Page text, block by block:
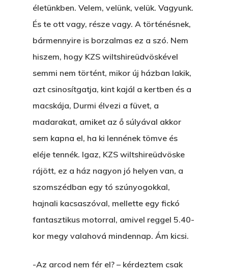
életünkben. Velem, velünk, velük. Vagyunk.
És te ott vagy, része vagy. A történésnek,
bármennyire is borzalmas ez a szó. Nem
hiszem, hogy KZS wiltshireüdvöskével
semmi nem történt, mikor új házban lakik,
azt csinosítgatja, kint kajál a kertben és a
macskája, Durmi élvezi a füvet, a
madarakat, amiket az ő súlyával akkor
sem kapna el, ha ki lennének tömve és
eléje tennék. Igaz, KZS wiltshireüdvöske
rájött, ez a ház nagyon jó helyen van, a
szomszédban egy tó szúnyogokkal,
hajnali kacsaszóval, mellette egy fickó
fantasztikus motorral, amivel reggel 5.40-
kor megy valahová mindennap. Ám kicsi.
-Az arcod nem fér el? – kérdeztem csak